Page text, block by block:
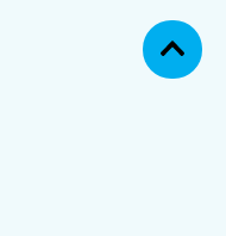
c
h
o
b